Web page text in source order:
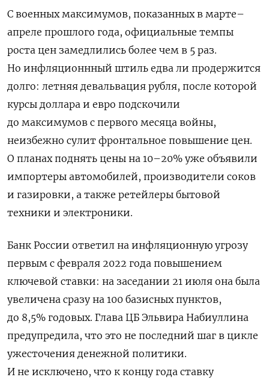
С военных максимумов, показанных в марте–
апреле прошлого года, официальные темпы
роста цен замедлились более чем в 5 раз.
Но инфляционнный штиль едва ли продержится
долго: летняя девальвация рубля, после которой
курсы доллара и евро подскочили
до максимумов с первого месяца войны,
неизбежно сулит фронтальное повышение цен.
О планах поднять цены на 10–20% уже объявили
импортеры автомобилей, производители соков
и газировки, а также ретейлеры бытовой
техники и электроники.
Банк России ответил на инфляционную угрозу
первым с февраля 2022 года повышением
ключевой ставки: на заседании 21 июля она была
увеличена сразу на 100 базисных пунктов,
до 8,5% годовых. Глава ЦБ Эльвира Набиуллина
предупредила, что это не последний шаг в цикле
ужесточения денежной политики.
И не исключено, что к концу года ставку